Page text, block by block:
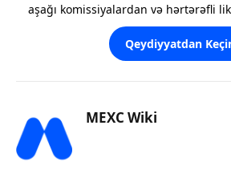
aşağı komissiyalardan və hərtərəfli
Qeydiyyatdan
MEXC Wiki